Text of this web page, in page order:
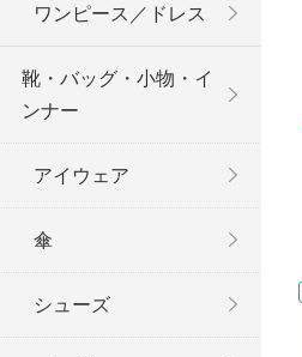
ワンピース／ドレス
靴・バッグ・小物・イ
ンナー
アイウェア
傘
シューズ